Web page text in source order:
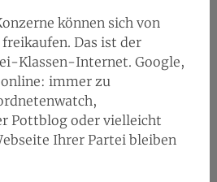
können sich von
Das ist der
Klassen-Internet. Google,
immer zu
Pottblog oder vielleicht
Ihrer Partei bleiben